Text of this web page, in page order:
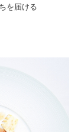
を届ける